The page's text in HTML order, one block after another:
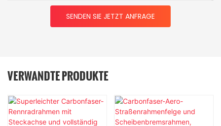
SENDEN SIE JETZT ANFRAGE
VERWANDTE PRODUKTE